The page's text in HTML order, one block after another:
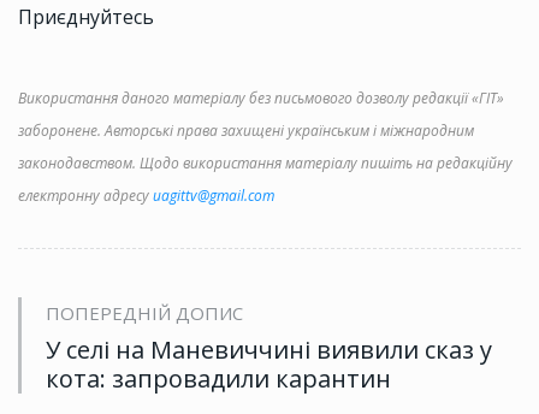
Приєднуйтесь
Використання даного матеріалу без письмового дозволу редакції «ГІТ»
заборонене. Авторські права захищені українським і міжнародним
законодавством. Щодо використання матеріалу пишіть на редакційну
електронну адресуuagittv@gmail.com
ПОПЕРЕДНІЙ ДОПИС
У селі на Маневиччині виявили сказ у
кота: запровадили карантин